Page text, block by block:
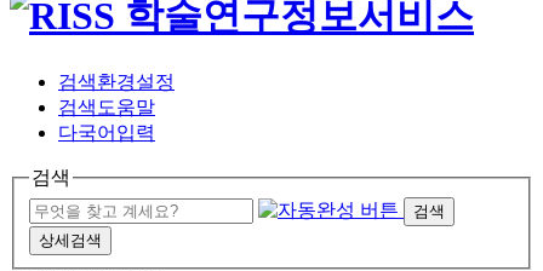
검색환경설정
검색도움말
다국어입력
검색
검색
상세검색